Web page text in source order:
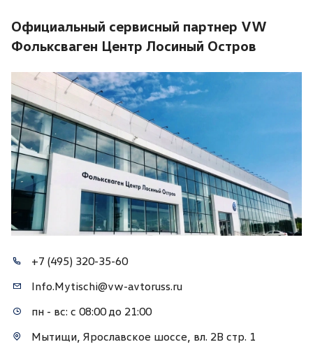
Официальный сервисный партнер VW
Фольксваген Центр Лосиный Остров
+7 (495) 320-35-60
Info.Mytischi@vw-avtoruss.ru
пн - вс: с 08:00 до 21:00
Мытищи, Ярославское шоссе, вл. 2В стр. 1